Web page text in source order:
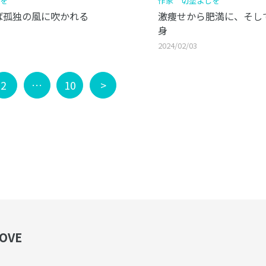
独の風に吹かれる
激痩せから肥満に、そし
身
2024/02/03
2 … 10 >